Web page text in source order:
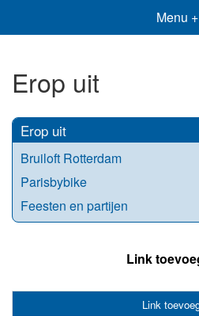
Menu +
Erop uit
Erop uit
Bruiloft Rotterdam
Parisbybike
Feesten en partijen
Link
Link